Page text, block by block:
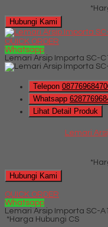
Hubungi Kami
QUICK ORDER
Whatsapp
Lemari Arsip Importa SC-
Telepon
Whatsapp
Lihat Detail Produk
Lemari
Hubungi Kami
QUICK ORDER
Whatsapp
Lemari Arsip Importa SC-
*Harga Hubungi CS